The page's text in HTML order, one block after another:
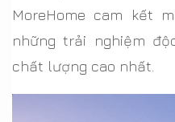
MoreHome cam kết
những trải nghiệm
chất lượng cao nhất.